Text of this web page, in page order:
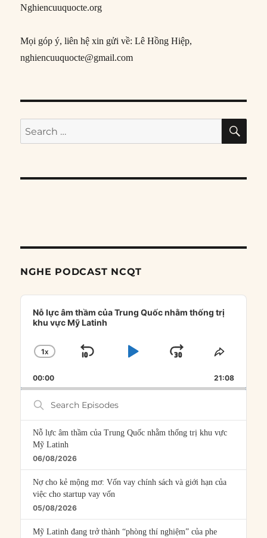
Nghiencuuquocte.org
Mọi góp ý, liên hệ xin gửi về: Lê Hồng Hiệp,
nghiencuuquocte@gmail.com
Search
for:
NGHE PODCAST NCQT
Audio
Player
Nỗ lực âm thầm của Trung Quốc nhằm thống trị
khu vực Mỹ Latinh
CHANGE
RATE
1X
SKIP
PLAYJUMP
FORWARD
SHARE
00:00 21:08
Search
Episodes
Nỗ lực âm thầm của Trung Quốc nhằm thống trị khu vực
Mỹ Latinh
06/08/2026
Nợ cho kẻ mộng mơ: Vốn vay chính sách và giới hạn của
việc cho startup vay vốn
05/08/2026
Mỹ Latinh đang trở thành “phòng thí nghiệm” của phe